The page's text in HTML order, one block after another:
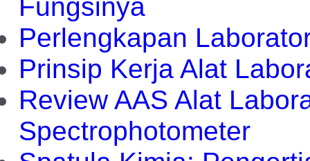
Fungsinya
Perlengkapan
Prinsip Kerja Alat
Review AAS Alat
Spectrophotometer